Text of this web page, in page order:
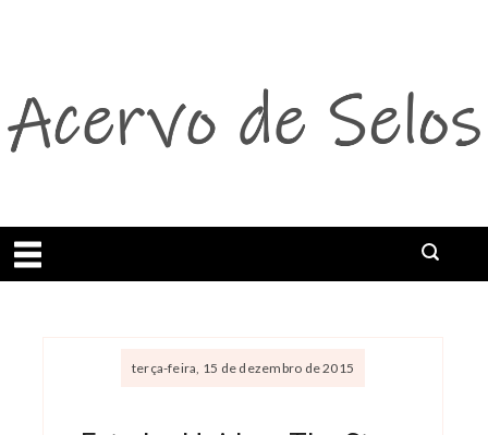
Abrir menu
terça-feira, 15 de dezembro de 2015